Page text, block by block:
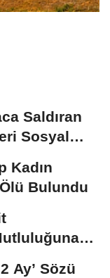
Saldıran
Sosyal
Kadın
Bulundu
Ay’ Sözü